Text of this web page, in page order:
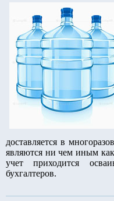
доставляется в
являются ни чем иным
учет приходится
бухгалтеров.